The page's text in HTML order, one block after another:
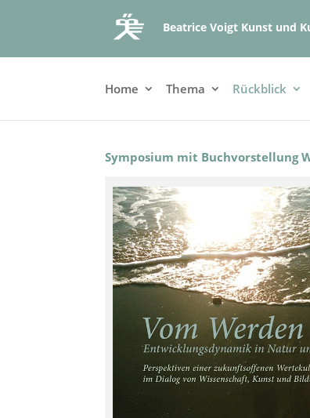
Beatrice Voigt Kunst und
Home Thema Rückblick
Symposium mit Buchvorstellung